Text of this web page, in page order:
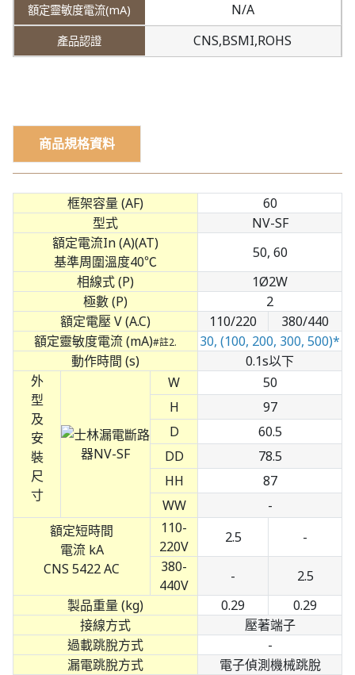
N/A
CNS,BSMI,ROHS
商品規格資料
框架容量 (AF)
60
型式
NV-SF
額定電流In (A)(AT)
基準周圍溫度40℃
50, 60
相線式 (P)
1Ø2W
極數 (P)
2
額定電壓 V (A.C)
110/220
380/440
額定靈敏度電流 (mA)#註2.
30, (100, 200, 300, 500)*
動作時間 (s)
0.1s以下
外
型
及
安
裝
尺
寸
W
50
H
97
D
60.5
DD
78.5
HH
87
WW
-
額定短時間
電流 kA
CNS 5422 AC
110-
220V
2.5
-
380-
440V
-
2.5
製品重量 (kg)
0.29
0.29
接線方式
壓著端子
過載跳脫方式
-
漏電跳脫方式
電子偵測機械跳脫